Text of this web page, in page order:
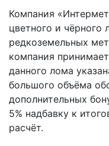
Компания
цветного и чёрного
редкоземельных
компания
данного лома
большого объёма
дополнительных
5% надбавку к
расчёт.